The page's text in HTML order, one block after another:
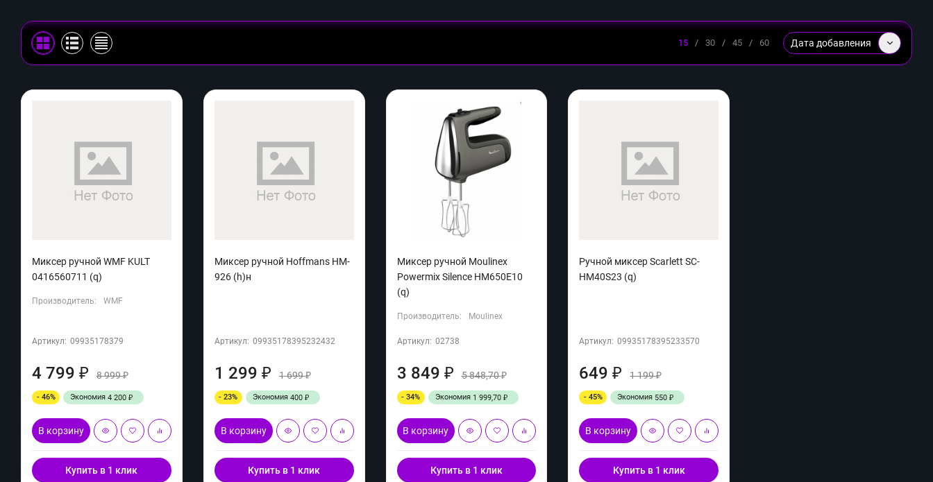
15 / 30 / 45 / 60 Дата добавления
Миксер ручной WMF KULT
0416560711 (q)
Производитель: WMF
Артикул: 09935178379
4 799 ₽ 8 999₽
- 46% Экономия 4 200 ₽
В корзину
Купить в 1 клик
Миксер ручной Hoffmans HM-
926 (h)н
Артикул: 09935178395232432
1 299 ₽ 1 699₽
- 23% Экономия 400 ₽
В корзину
Купить в 1 клик
Миксер ручной Moulinex
Powermix Silence HM650E10
(q)
Производитель: Moulinex
Артикул: 02738
3 849 ₽ 5 848,70₽
- 34% Экономия 1 999,70 ₽
В корзину
Купить в 1 клик
Ручной миксер Scarlett SC-
HM40S23 (q)
Артикул: 09935178395233570
649₽ 1 199₽
- 45% Экономия 550₽
В корзину
Купить в 1 клик